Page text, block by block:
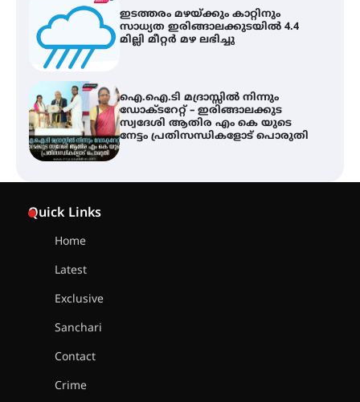
ഐ.ഐ.ടി മദ്രാസ്സിൽ നിന്നും
ഡോക്ടറേറ്റ് – ഇരിങ്ങാലക്കുട
സ്വദേശി ആതിര എം കെ യുടെ
നേട്ടം പ്രതിസന്ധികളോട് പൊരുതി
ട്യുണീഷ്യൻ ചിത്രം ” ദി വോയിസ്
ഓഫ് ഹിന്ദ് റജബ് ” ഇരിങ്ങാലക്കുട
ഫിലിം സൊസൈറ്റി ആഗസ്റ്റ് 7
വെള്ളിയാഴ്ച സ്‌ക്രീൻ ചെയ്യുന്നു
Quick Links
Home
Latest
Exclusive
Sanchari
Contact
Crime